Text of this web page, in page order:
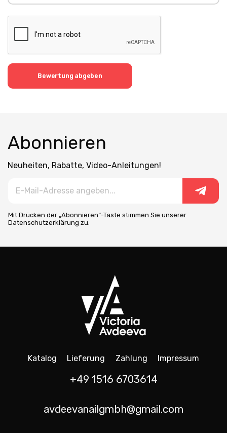
Bewertung abgeben
Abonnieren
Neuheiten, Rabatte, Video-Anleitungen!
Mit Drücken der „Abonnieren“-Taste stimmen Sie unserer
Datenschutzerklärung zu.
Katalog Lieferung Zahlung Impressum
+49 1516 6703614
avdeevanailgmbh@gmail.com